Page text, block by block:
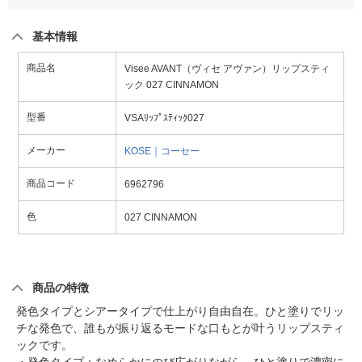
基本情報
商品名
Visee AVANT（ヴィセ アヴァン）リップスティ
ック 027 CINNAMON
型番 VSAﾘｯﾌﾟｽﾃｨｯｸ027
メーカー KOSE｜コーセー
商品コード 6962796
色 027 CINNAMON
商品の特徴
発色タイプとシアータイプで仕上がり自由自在。ひと塗りでリッ
チな発色で、誰もが振り返るモードな口もとが叶うリップスティ
ックです。